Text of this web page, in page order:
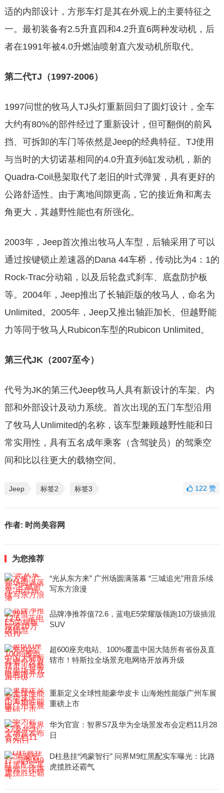
适的内部设计，方形车灯是其在外观上的主要特征之
一。最初装备有2.5升直四和4.2升直6两种发动机，后
者在1991年被4.0升燃油喷射直六发动机所取代。
第二代TJ（1997-2006）
1997问世的牧马人TJ头灯重新回归了圆灯设计，全车
大约有80%的部件经过了重新设计，但可翻倒的前风
挡、可拆卸的车门等依然是Jeep的经典特征。TJ使用
与当时的大切诺基相同的4.0升直列6缸发动机，新的
Quadra-Coil悬架取代了老旧的叶式弹簧，具有更好的
公路舒适性。由于离地间隙更高，它的接近角和离去
角更大，其越野性能也有所强化。
2003年，Jeep首次推出牧马人车型，后轴采用了可以
通过按键锁止差速器的Dana 44车桥，传动比为4：1的
Rock-Trac分动箱，以及后轮盘式刹车、底盘防护板
等。2004年，Jeep推出了长轴距版的牧马人，命名为
Unlimited。2005年，Jeep又推出轴距加长、但越野能
力等同于牧马人Rubicon车型的Rubicon Unlimited。
第三代JK（2007至今）
代号为JK的第三代Jeep牧马人具有新设计的车架、内
部和外部设计及动力系统。首次出现的五门车型沿用
了牧马人Unlimited的名称，该车型兼顾越野性能和日
常实用性，具有五名成年乘客（含驾驶员）的驾乘空
间和比以往更大的载物空间。
Jeep 标签2 标签3 122赞
作者: 时尚美容网
为您推荐
“光从东方来” 广州场圆满落幕 “三城追光”用音乐续
写东方浪漫
品牌净推荐值72.6，蓝电E5荣耀版领跑10万级插混
SUV
超600座充电站、100%覆盖中国大陆所有省份及直
辖市！特斯拉全场景充电网络开放再升级
重新定义全球性能豪华皮卡 山海炮性能版广州车展
重磅上市
华为官宣：智界S7及华为全场景发布会定档11月28
日
D柱悬挂“鸿蒙智行” 问界M9红黑配实车曝光：比路
虎揽胜还霸气